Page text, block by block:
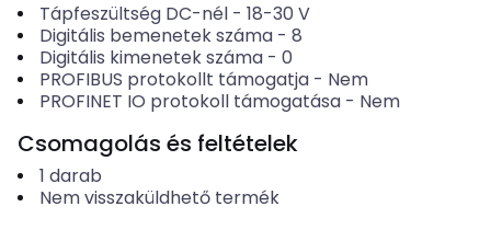
Tápfeszültség DC-nél- 18-30 V
Digitális bemenetek száma- 8
Digitális kimenetek száma- 0
PROFIBUS protokollt támogatja- Nem
PROFINET IO protokoll támogatása- Nem
Csomagolás és feltételek
1 darab
Nem visszaküldhető termék